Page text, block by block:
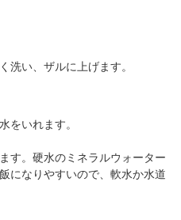
洗い、ザルに上げます。
をいれます。
す。硬水のミネラルウォーター
になりやすいので、軟水か水道